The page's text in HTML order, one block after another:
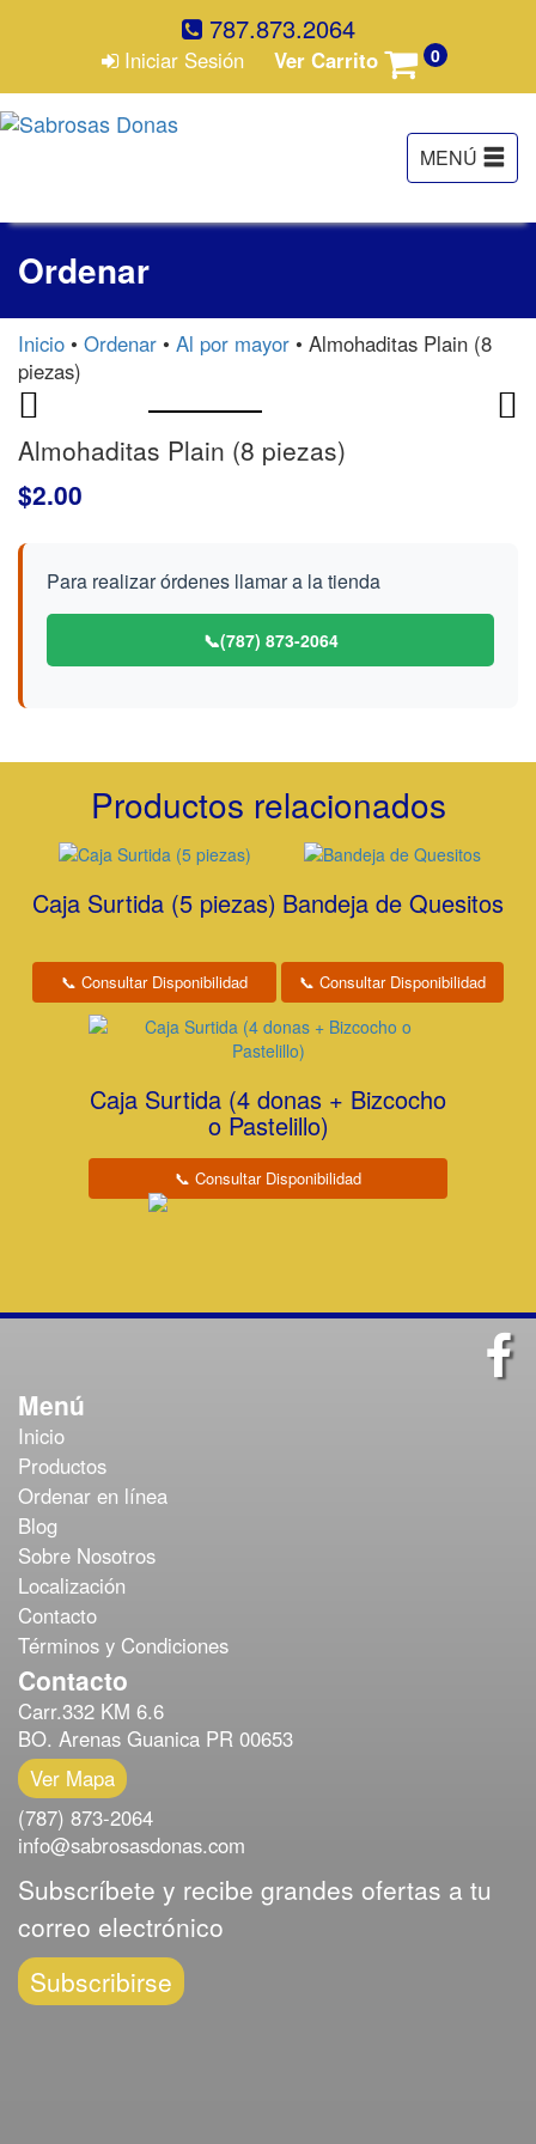
787.873.2064
Iniciar Sesión Ver Carrito 0
Ordenar
Inicio • Ordenar • Al por mayor • Almohaditas Plain (8
piezas)
Almohaditas Plain (8 piezas)
$2.00
Para realizar órdenes llamar a la tienda
📞(787) 873-2064
Productos relacionados
Caja Surtida (5 piezas)
📞 Consultar Disponibilidad
Bandeja de Quesitos
📞 Consultar Disponibilidad
Caja Surtida (4 donas + Bizcocho
o Pastelillo)
📞 Consultar Disponibilidad
Menú
Inicio
Productos
Ordenar en línea
Blog
Sobre Nosotros
Localización
Contacto
Términos y Condiciones
Contacto
Carr.332 KM 6.6
BO. Arenas Guanica PR 00653
Ver Mapa
(787) 873-2064
info@sabrosasdonas.com
Subscríbete y recibe grandes ofertas a tu
correo electrónico
Subscribirse